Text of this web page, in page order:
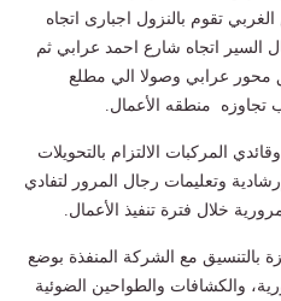
تقوم بالنزول اجبارى اتجاه
السير اتجاه شارع احمد عرابي ثم
محور عرابي وصولا الي مطلع
تجاوزه منطقه الأعمال.
المركبات الالتزام بالتحويلات
وتعليمات رجال المرور لتفادي
خلال فترة تنفيذ الأعمال.
بالتنسيق مع الشركة المنفذة بوضع
والكشافات والطواحين الضوئية